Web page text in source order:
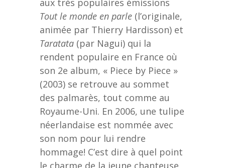
Tout le monde en parle (l’originale,
animée par Thierry Hardisson) et
Taratata (par Nagui) qui la
rendent populaire en France où
son 2e album, « Piece by Piece »
(2003) se retrouve au sommet
des palmarès, tout comme au
Royaume-Uni. En 2006, une tulipe
néerlandaise est nommée avec
son nom pour lui rendre
hommage! C’est dire à quel point
le charme de la jeune chanteuse